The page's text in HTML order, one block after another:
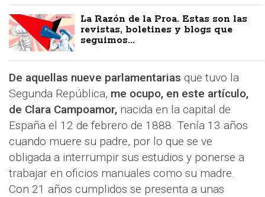
La Razón de la Proa. Estas son las
revistas, boletines y blogs que
seguimos...
De aquellas nueve parlamentarias que tuvo la
Segunda República, me ocupo, en este artículo,
de Clara Campoamor, nacida en la capital de
España el 12 de febrero de 1888. Tenía 13 años
cuando muere su padre, por lo que se ve
obligada a interrumpir sus estudios y ponerse a
trabajar en oficios manuales como su madre.
Con 21 años cumplidos se presenta a unas